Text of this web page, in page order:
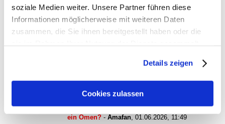
soziale Medien weiter. Unsere Partner führen diese
Informationen möglicherweise mit weiteren Daten
zusammen, die Sie ihnen bereitgestellt haben oder die
Sie unsere Webseite weiterhin nutzen.
Details zeigen
Cookies zulassen
gesamter Thread:
WM-Tippspiel- Tippspiel, 31.05.2026, 14:38
01.06.2026, 08:38
„Abendzeitung“-tomtom ,01.06.2026, 10:05
Kraiburger ,01.06.2026, 10:40
Andere Nebengeräusche: Oly, Spendenaktion &
ein Omen? - Amafan 01.06.2026, 11:49